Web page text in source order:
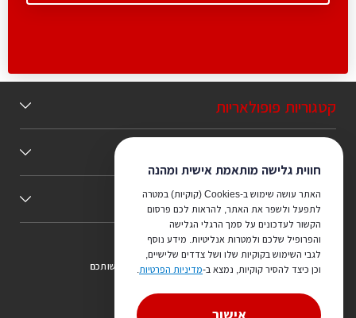
חווית גלישה מותאמת אישית ומהנה
האתר עושה שימוש ב-Cookies (קוקיות) במטרה
לתפעל ולשפר את האתר, להראות לכם פרסום
הקשור לעדכונים על סמך הרגלי הגלישה
והפרופיל שלכם ולמטרות אנליטיות. מידע נוסף
לגבי השימוש בקוקיות שלו ושל צדדים שלישיים,
וכן כיצד להסיר קוקיות, נמצא ב-מדיניות הפרטיות.
אישור
קטגוריות פופולאריות
כללי
צריכים ייעוץ מהמקצוענים שלנו? נשמח לעמוד לרשותכם